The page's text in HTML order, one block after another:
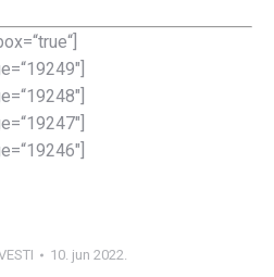
10. jun 2022.